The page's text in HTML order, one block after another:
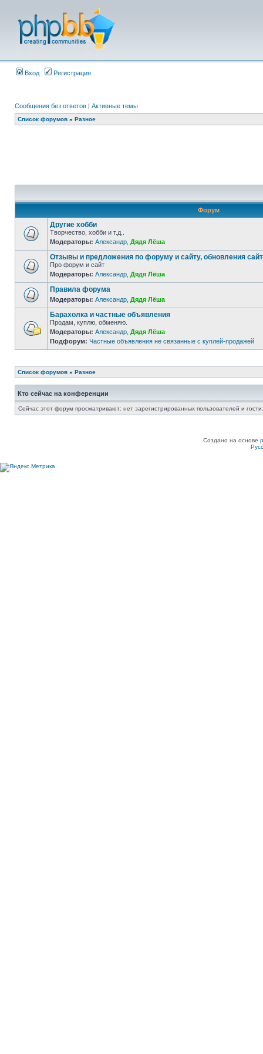
Вход Регистрация
Сообщения без ответов | Активные темы
Список форумов » Разное
Форум
Другие хобби
Творчество, хобби и т.д..
Модераторы: Александр Дядя Лёша
Отзывы и предложения по форуму и сайту, обновления
Про форум и сайт
Модераторы: Александр Дядя Лёша
Правила форума
Модераторы: Александр Дядя Лёша
Барахолка и частные объявления
Продам, куплю, обменяю.
Модераторы: Александр Дядя Лёша
Подфорум: Частные объявления не связанные с куплей-продажей
Список форумов » Разное
Кто сейчас на конференции
Сейчас этот форум просматривают: нет зарегистрированных пользователей и
Создано на основе